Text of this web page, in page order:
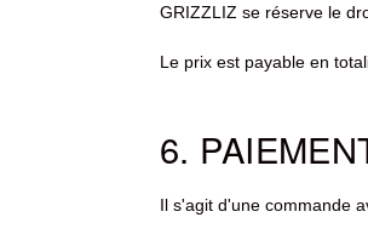
GRIZZLIZ se réserve le
Le prix est payable en
6.
Il s'agit d'une commande